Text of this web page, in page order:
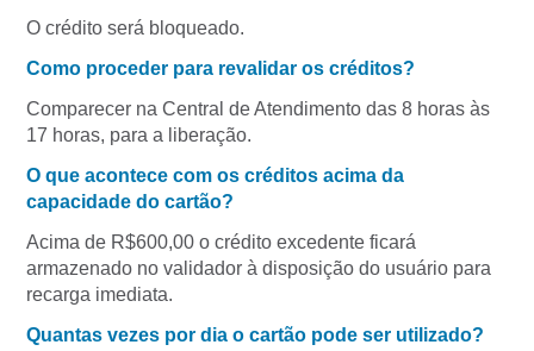
O crédito será bloqueado.
Como proceder para revalidar os créditos?
Comparecer na Central de Atendimento das 8 horas às
17 horas, para a liberação.
O que acontece com os créditos acima da
capacidade do cartão?
Acima de R$600,00 o crédito excedente ficará
armazenado no validador à disposição do usuário para
recarga imediata.
Quantas vezes por dia o cartão pode ser utilizado?